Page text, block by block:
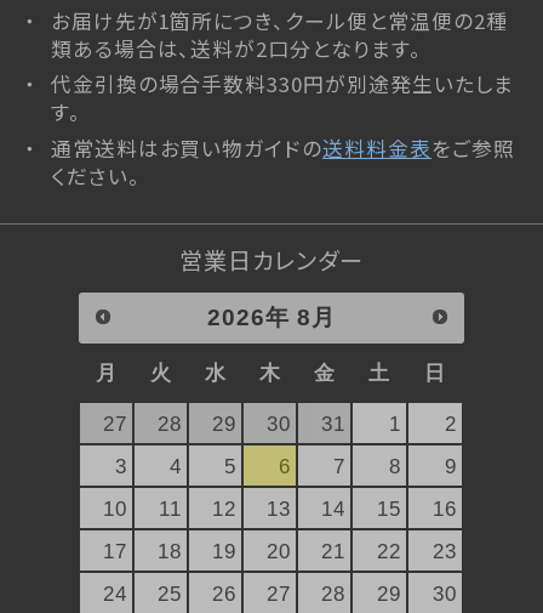
お届け先が1箇所につき、クール便と常温便の2種
類ある場合は、送料が2口分となります。
代金引換の場合手数料330円が別途発生いたしま
す。
通常送料はお買い物ガイドの送料料金表をご参照
ください。
営業日カレンダー
2026年 8月
月 火 水 木 金 土 日
27 28 29 30 31 1
2
3
4 5 6 7 8
9
10
11 12 13 14 15
16
17
18 19 20 21 22
23
24
25 26 27 28 29
30
atarayo-可惜夜
星合いの空
実りノ羊羹
琥珀糖kaju*
琥珀糖
琥珀糖kaju*
創作羊羹
実りノ羊羹
星合いの空
羊羹kaju*
詰合せ
ファーストクラスギフト
杵屋の冷菓
雪まろ<冷凍>